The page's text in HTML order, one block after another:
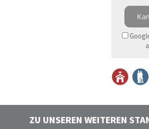
ZU UNSEREN WEITEREN